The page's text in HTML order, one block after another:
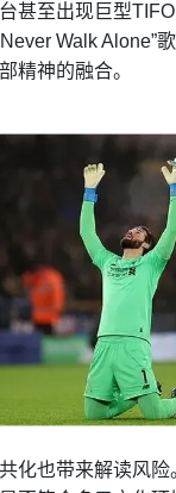
甚至出现巨型
Never Walk Alone”
精神的融合。
化也带来解读风